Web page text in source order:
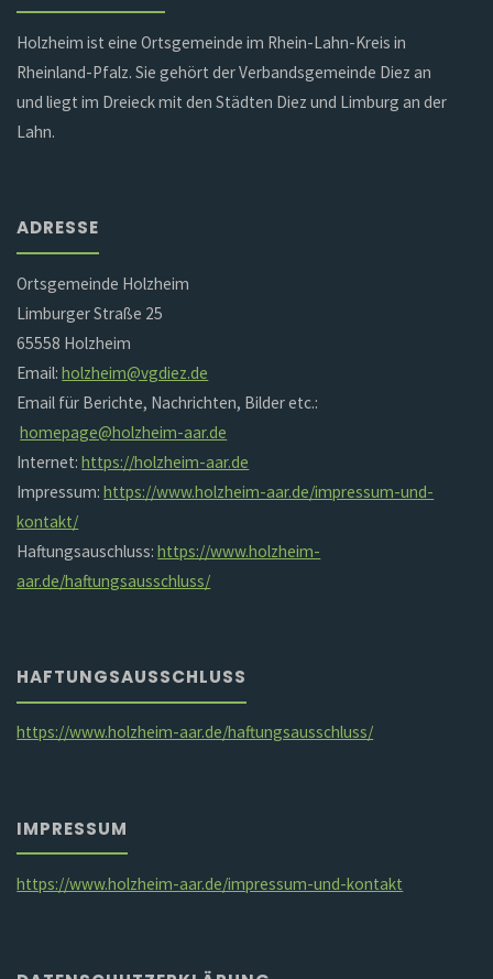
Holzheim ist eine Ortsgemeinde im Rhein-Lahn-Kreis in
Rheinland-Pfalz. Sie gehört der Verbandsgemeinde Diez an
und liegt im Dreieck mit den Städten Diez und Limburg an der
Lahn.
ADRESSE
Ortsgemeinde Holzheim
Limburger Straße 25
65558 Holzheim
Email:holzheim@vgdiez.de
Email für Berichte, Nachrichten, Bilder etc.:
homepage@holzheim-aar.de
Internet:https://holzheim-aar.de
Impressum:https://www.holzheim-aar.de/impressum-und-
kontakt/
Haftungsauschluss:https://www.holzheim-
aar.de/haftungsausschluss/
HAFTUNGSAUSSCHLUSS
https://www.holzheim-aar.de/haftungsausschluss/
IMPRESSUM
https://www.holzheim-aar.de/impressum-und-kontakt